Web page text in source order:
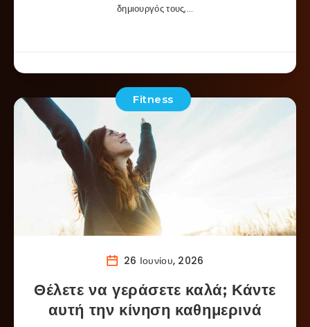
δημιουργός τους,…
Fitness
26 Ιουνίου, 2026
Θέλετε να γεράσετε καλά; Κάντε
αυτή την κίνηση καθημερινά